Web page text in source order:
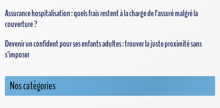
Assurance hospitalisation : quels frais restent à la charge de l’assuré malgré la
couverture ?
Devenir un confident pour ses enfants adultes : trouver la juste proximité sans
s’imposer
Nos catégories